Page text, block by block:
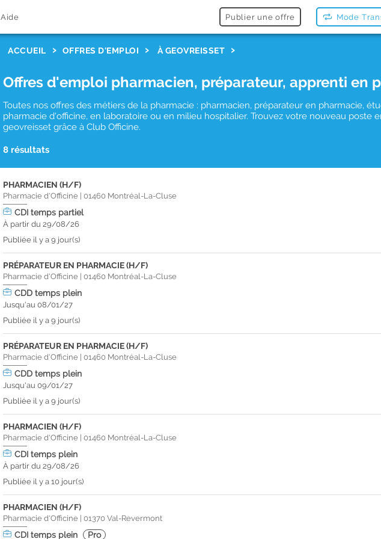
Aide Publier une offre Mode
ACCUEIL OFFRES D'EMPLOI À GEOVREISSET
Offres d'emploi pharmacien, préparateur, apprenti en
Toutes nos offres des métiers de la pharmacie : pharmacien, préparateur en pharmacie,
pharmacie d'officine, en laboratoire ou en milieu hospitalier. Trouvez votre nouveau poste
geovreisset grâce à Club Officine.
8 résultats
PHARMACIEN (H/F)
Pharmacie d'Officine |01460 Montréal-La-Cluse
CDItemps partiel
À partir du 29/08/26
Publiée il y a 9 jour(s)
PRÉPARATEUR EN PHARMACIE (H/F)
Pharmacie d'Officine |01460 Montréal-La-Cluse
CDDtemps plein
Jusqu'au 08/01/27
Publiée il y a 9 jour(s)
PRÉPARATEUR EN PHARMACIE (H/F)
Pharmacie d'Officine |01460 Montréal-La-Cluse
CDDtemps plein
Jusqu'au 09/01/27
Publiée il y a 9 jour(s)
PHARMACIEN (H/F)
Pharmacie d'Officine |01460 Montréal-La-Cluse
CDItemps plein
À partir du 29/08/26
Publiée il y a 10 jour(s)
PHARMACIEN (H/F)
Pharmacie d'Officine |01370Val-Revermont
CDItemps plein Pro